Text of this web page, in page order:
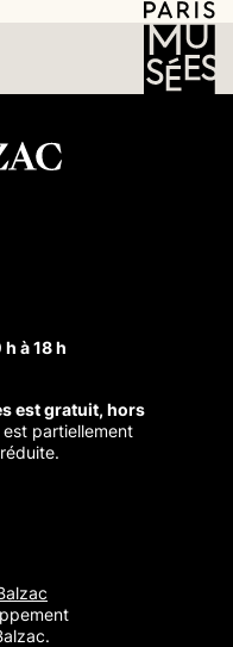
Balzacde Balzac
à 18 h
est gratuit, hors
est partiellement